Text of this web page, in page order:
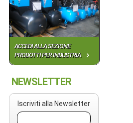
ACCEDI ALLA SEZIONE
PRODOTTI PER INDUSTRIA
NEWSLETTER
Iscriviti alla Newsletter